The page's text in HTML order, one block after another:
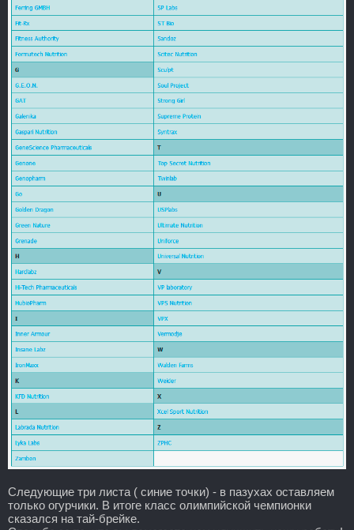
Следующие три листа ( синие точки) - в пазухах оставляем
только огурчики. В итоге класс олимпийской чемпионки
сказался на тай-брейке.